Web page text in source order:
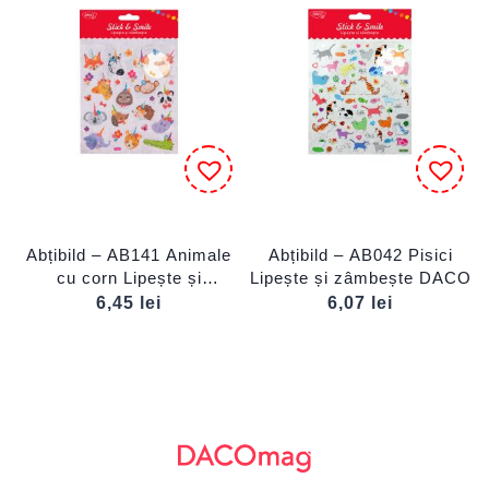
Abțibild – AB141 Animale
cu corn Lipește și
zâmbește DACO
6,45 lei
Abțibild – AB042 Pisici
Lipește și zâmbește DACO
6,07
lei